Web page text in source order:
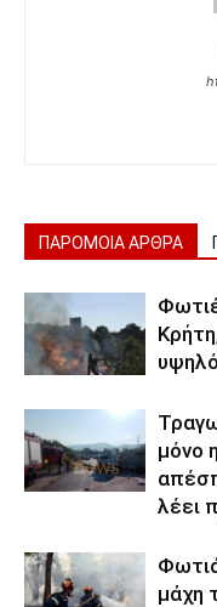
ΠΑΡΟΜΟΙΑ ΑΡΘΡΑ
μόνο
λέει
μάχη